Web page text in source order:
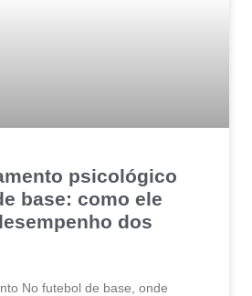
psicológico
base: como ele
dos
No futebol de base, onde